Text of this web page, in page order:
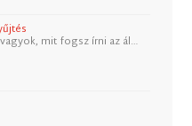
mit fogsz írni az ál…